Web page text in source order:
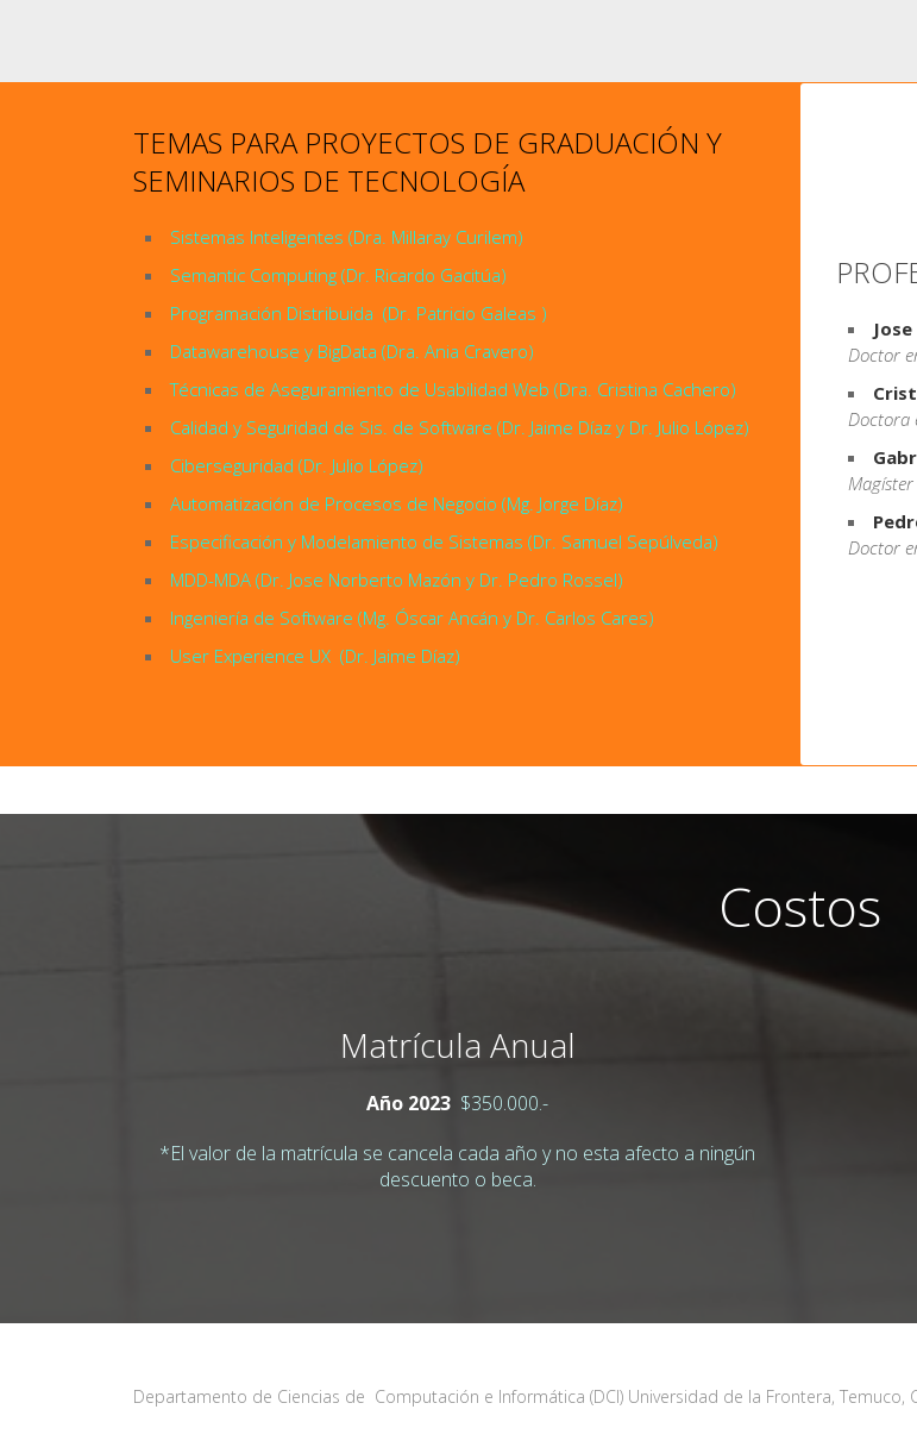
TEMAS PARA PROYECTOS DE GRADUACIÓN Y
SEMINARIOS DE TECNOLOGÍA
Sistemas Inteligentes (Dra. Millaray Curilem)
Semantic Computing (Dr. Ricardo Gacitúa)
Programación Distribuida (Dr. Patricio Galeas )
Datawarehouse y BigData (Dra. Ania Cravero)
Técnicas de Aseguramiento de Usabilidad Web (Dra. Cristina Cachero)
Calidad y Seguridad de Sis. de Software (Dr. Jaime Díaz y Dr. Julio López)
Ciberseguridad (Dr. Julio López)
Automatización de Procesos de Negocio (Mg. Jorge Díaz)
Especificación y Modelamiento de Sistemas (Dr. Samuel Sepúlveda)
MDD-MDA (Dr. Jose Norberto Mazón y Dr. Pedro Rossel)
Ingeniería de Software (Mg. Óscar Ancán y Dr. Carlos Cares)
User Experience UX (Dr. Jaime Díaz)
Doctor
Doctora
Doctor
Costos
Matrícula Anual
Año 2023 $350.000.-
*El valor de la matrícula se cancela cada año y no esta afecto a ningún
descuento o beca.
Departamento de Ciencias de Computación e Informática (DCI) Universidad de la Frontera, Temuco,